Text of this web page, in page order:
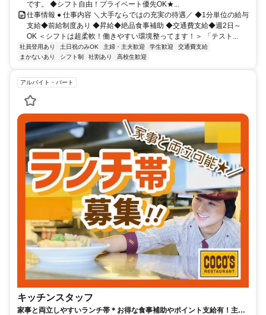
です。 ◆シフト自由！プライベート優先OK★...
仕事情報 ● 仕事内容 ＼大手ならではの充実の待遇／ ◆1分単位の給与
支給◆前給制度あり ◆昇給◆絶品食事補助 ◆交通費支給◆週2日～
OK ＜シフトは超柔軟！働きやすい環境整ってます！＞ 「テスト...
社員登用あり 土日祝のみOK 主婦・主夫歓迎 学生歓迎
交通費支給
まかないあり
シフト制 社割あり 高校生歓迎
アルバイト・パート
キッチンスタッフ
家事と両立しやすいランチ帯＊お得な食事補助やポイント支給有！主婦